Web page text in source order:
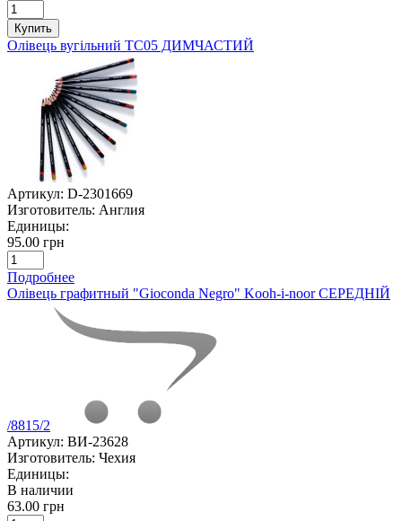
Купить
Олівець вугільний ТС05 ДИМЧАСТИЙ
Артикул: D-2301669
Изготовитель: Англия
Единицы:
95.00 грн
Подробнее
Олівець графитный "Gioconda Negro" Kooh-i-noor СЕРЕДНІЙ
/8815/2
Артикул: ВИ-23628
Изготовитель: Чехия
Единицы:
В наличии
63.00 грн